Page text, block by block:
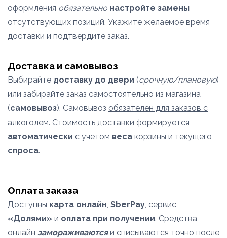
оформления обязательно настройте замены
отсутствующих позиций. Укажите желаемое время
доставки и подтвердите заказ.
Доставка и самовывоз
Выбирайте доставку до двери (срочную/плановую)
или забирайте заказ самостоятельно из магазина
(самовывоз). Самовывоз обязателен для заказов с
алкоголем. Стоимость доставки формируется
автоматически с учетом веса корзины и текущего
спроса.
Оплата заказа
Доступны карта онлайн, SberPay, сервис
«Долями» и оплата при получении. Средства
онлайн замораживаютсяи списываются точно после